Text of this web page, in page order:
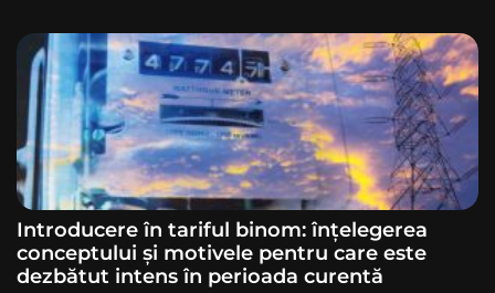
c
o
l
e
Introducere în tariful binom: înțelegerea
conceptului și motivele pentru care este
dezbătut intens în perioada curentă